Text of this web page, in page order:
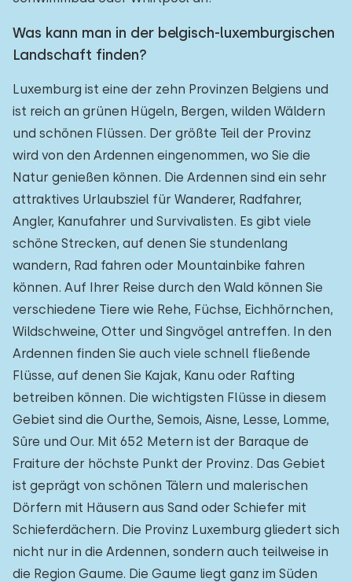
Was kann man in der belgisch-luxemburgischen
Landschaft finden?
Luxemburg ist eine der zehn Provinzen Belgiens und
ist reich an grünen Hügeln, Bergen, wilden Wäldern
und schönen Flüssen. Der größte Teil der Provinz
wird von den Ardennen eingenommen, wo Sie die
Natur genießen können. Die Ardennen sind ein sehr
attraktives Urlaubsziel für Wanderer, Radfahrer,
Angler, Kanufahrer und Survivalisten. Es gibt viele
schöne Strecken, auf denen Sie stundenlang
wandern, Rad fahren oder Mountainbike fahren
können. Auf Ihrer Reise durch den Wald können Sie
verschiedene Tiere wie Rehe, Füchse, Eichhörnchen,
Wildschweine, Otter und Singvögel antreffen. In den
Ardennen finden Sie auch viele schnell fließende
Flüsse, auf denen Sie Kajak, Kanu oder Rafting
betreiben können. Die wichtigsten Flüsse in diesem
Gebiet sind die Ourthe, Semois, Aisne, Lesse, Lomme,
Sûre und Our. Mit 652 Metern ist der Baraque de
Fraiture der höchste Punkt der Provinz. Das Gebiet
ist geprägt von schönen Tälern und malerischen
Dörfern mit Häusern aus Sand oder Schiefer mit
Schieferdächern. Die Provinz Luxemburg gliedert sich
nicht nur in die Ardennen, sondern auch teilweise in
die Region Gaume. Die Gaume liegt ganz im Süden